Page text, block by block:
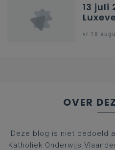
13 juli
vr 18
OVER
Deze blog is niet bedoeld
Katholiek Onderwijs